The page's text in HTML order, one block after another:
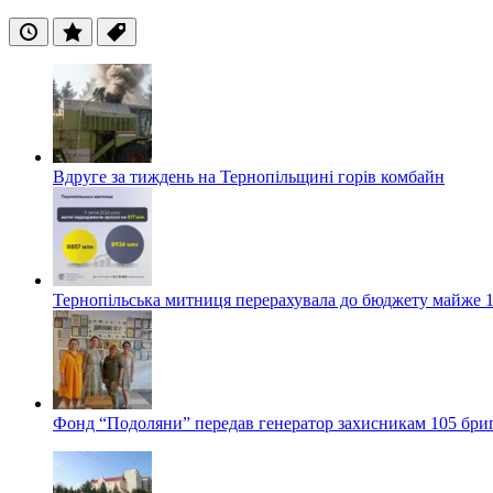
ОстанніПопулярні
Теги
Вдруге за тиждень на Тернопільщині горів комбайн
Тернопільська митниця перерахувала до бюджету майже
Фонд “Подоляни” передав генератор захисникам 105